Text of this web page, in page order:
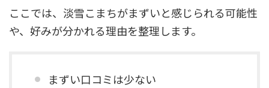
ここでは、淡雪こまちがまずいと感じられる可能性
や、好みが分かれる理由を整理します。
まずい口コミは少ない